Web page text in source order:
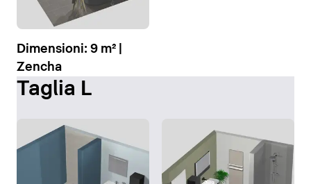
Dimensioni: 9 m² |
Zencha
Taglia L